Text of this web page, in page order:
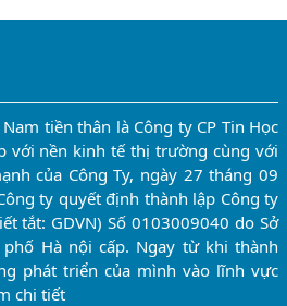
tiền thân là Công ty CP Tin Học
với nền kinh tế thị trường cùng với
của Công Ty, ngày 27 tháng 09
ty quyết định thành lập Công ty
tắt: GDVN) Số 0103009040 do Sở
phố Hà nội cấp. Ngay từ khi thành
phát triển của mình vào lĩnh vực
chi tiết